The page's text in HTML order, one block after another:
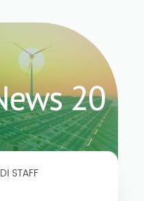
DI STAFF